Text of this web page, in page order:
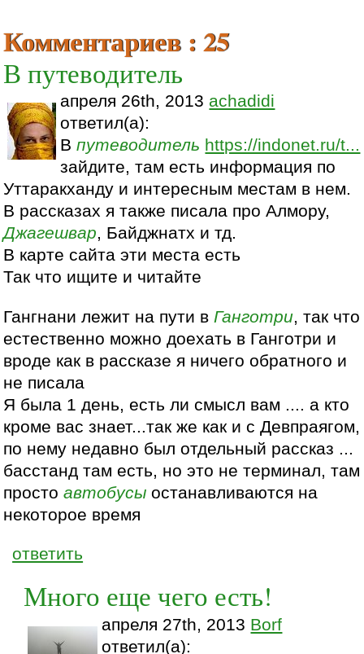
Комментариев : 25
В путеводитель
апреля 26th, 2013 achadidi
ответил(а):
Впутеводитель https://indonet.ru/t...
зайдите, там есть информация по
Уттаракханду и интересным местам в нем.
В рассказах я также писала про Алмору,
Джагешвар, Байджнатх и тд.
В карте сайта эти места есть
Так что ищите и читайте
Гангнани лежит на пути в Ганготри, так что
естественно можно доехать в Ганготри и
вроде как в рассказе я ничего обратного и
не писала
Я была 1 день, есть ли смысл вам .... а кто
кроме вас знает...так же как и с Девпраягом,
по нему недавно был отдельный рассказ ...
басстанд там есть, но это не терминал, там
простоавтобусы останавливаются на
некоторое время
ответить
Много еще чего есть!
апреля 27th, 2013 Borf
ответил(а):